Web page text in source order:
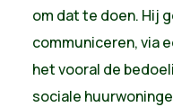
om dat te doen. Hij
communiceren, via
het vooral de
sociale